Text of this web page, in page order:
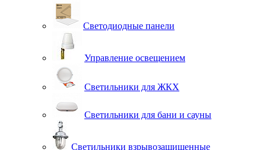
Светодиодные панели
Управление освещением
Светильники для ЖКХ
Светильники для бани и сауны
Светильники взрывозащищенные